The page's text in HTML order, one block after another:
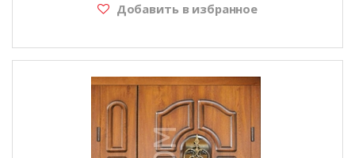
Добавить в избранное